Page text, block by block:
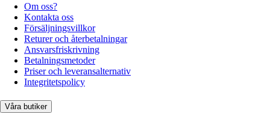
Om oss?
Kontakta oss
Försäljningsvillkor
Returer och återbetalningar
Ansvarsfriskrivning
Betalningsmetoder
Priser och leveransalternativ
Integritetspolicy
Våra butiker